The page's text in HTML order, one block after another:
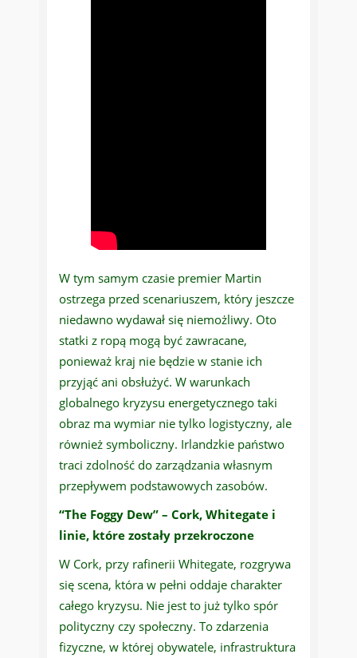
W tym samym czasie premier Martin
ostrzega przed scenariuszem, który jeszcze
niedawno wydawał się niemożliwy. Oto
statki z ropą mogą być zawracane,
ponieważ kraj nie będzie w stanie ich
przyjąć ani obsłużyć. W warunkach
globalnego kryzysu energetycznego taki
obraz ma wymiar nie tylko logistyczny, ale
również symboliczny. Irlandzkie państwo
traci zdolność do zarządzania własnym
przepływem podstawowych zasobów.
“The Foggy Dew” – Cork, Whitegate i
linie, które zostały przekroczone
W Cork, przy rafinerii Whitegate, rozgrywa
się scena, która w pełni oddaje charakter
całego kryzysu. Nie jest to już tylko spór
polityczny czy społeczny. To zdarzenia
fizyczne, w której obywatele, infrastruktura